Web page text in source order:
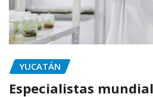
YUCATÁN
Especialistas